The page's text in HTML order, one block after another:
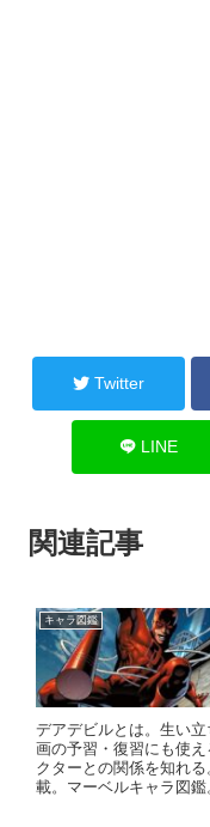
Twitter
LINE
関連記事
キャラ図鑑
デアデビルとは。生い
画の予習・復習にも使
クターとの関係を知れ
載。マーベルキャラ図鑑